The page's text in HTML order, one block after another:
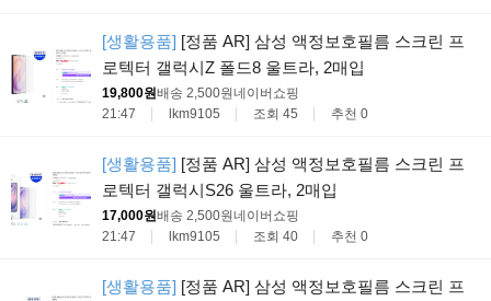
[생활용품] [정품 AR] 삼성 액정보호필름 스크린 프
로텍터 갤럭시Z 폴드8 울트라, 2매입
19,800원배송 2,500원네이버쇼핑
21:47
lkm9105 조회 45 추천 0
[생활용품] [정품 AR] 삼성 액정보호필름 스크린 프
로텍터 갤럭시S26 울트라, 2매입
17,000원배송 2,500원네이버쇼핑
21:47
lkm9105 조회 40 추천 0
[생활용품] [정품 AR] 삼성 액정보호필름 스크린 프